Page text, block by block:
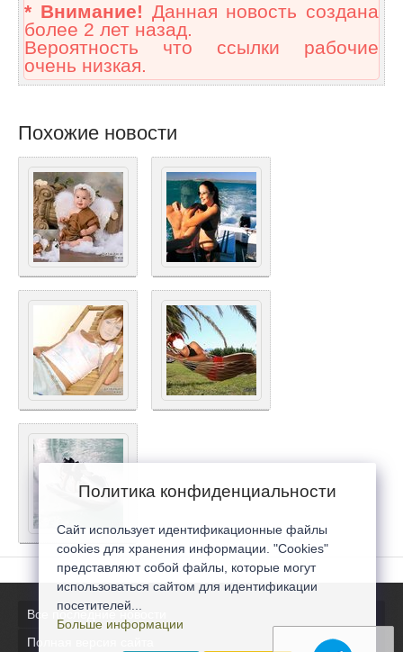
* Внимание! Данная новость создана
более 2 лет назад.
Вероятность что ссылки рабочие
очень низкая.
Похожие новости
Все последние новости
Полная версия сайта
Политика конфиденциальности
Сайт использует идентификационные файлы
cookies для хранения информации. "Cookies"
представляют собой файлы, которые могут
использоваться сайтом для идентификации
посетителей...
Больше информации